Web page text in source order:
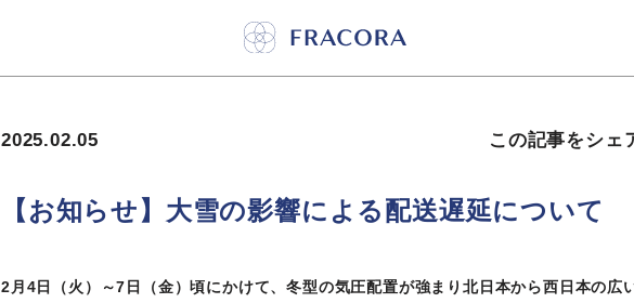
2025.02.05 この記事をシェ
【お知らせ】大雪の影響による配送遅延について
2月4日（火）～7日（金）頃にかけて、冬型の気圧配置が強まり北日本から西日本の広